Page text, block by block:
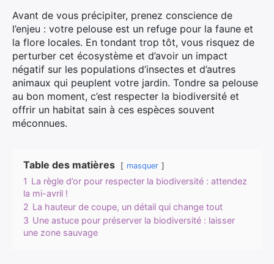
Avant de vous précipiter, prenez conscience de
l’enjeu : votre pelouse est un refuge pour la faune et
la flore locales. En tondant trop tôt, vous risquez de
perturber cet écosystème et d’avoir un impact
négatif sur les populations d’insectes et d’autres
animaux qui peuplent votre jardin. Tondre sa pelouse
au bon moment, c’est respecter la biodiversité et
offrir un habitat sain à ces espèces souvent
méconnues.
Table des matières masquer
1 La règle d’or pour respecter la biodiversité : attendez
la mi-avril !
2 La hauteur de coupe, un détail qui change tout
3 Une astuce pour préserver la biodiversité : laisser
une zone sauvage